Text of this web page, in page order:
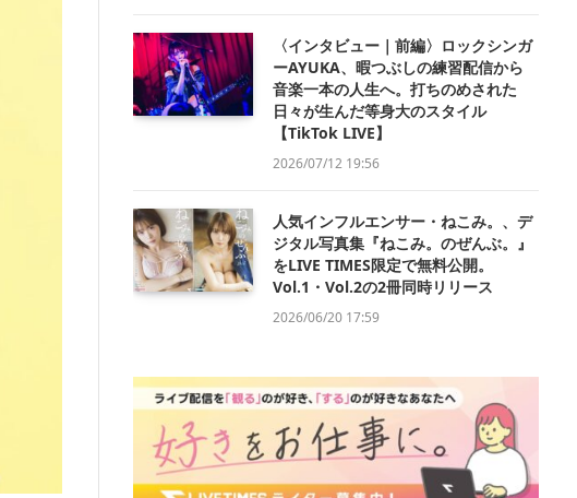
〈インタビュー｜前編〉ロックシンガ
ーAYUKA、暇つぶしの練習配信から
音楽一本の人生へ。打ちのめされた
日々が生んだ等身大のスタイル
【TikTok LIVE】
2026/07/12 19:56
人気インフルエンサー・ねこみ。、デ
ジタル写真集『ねこみ。のぜんぶ。』
をLIVE TIMES限定で無料公開。
Vol.1・Vol.2の2冊同時リリース
2026/06/20 17:59